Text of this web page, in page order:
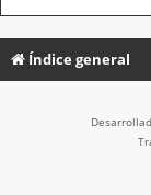
Índice general